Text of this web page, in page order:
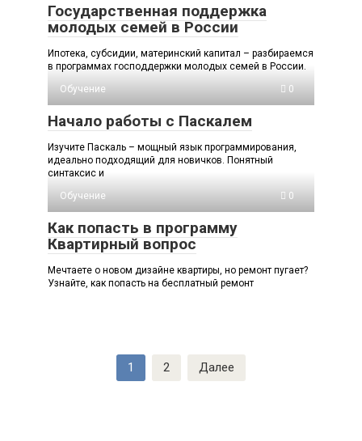
Государственная поддержка
молодых семей в России
Ипотека, субсидии, материнский капитал – разбираемся
в программах господдержки молодых семей в России.
Обучение
0
Начало работы с Паскалем
Изучите Паскаль – мощный язык программирования,
идеально подходящий для новичков. Понятный
синтаксис и
Обучение
0
Как попасть в программу
Квартирный вопрос
Мечтаете о новом дизайне квартиры, но ремонт пугает?
Узнайте, как попасть на бесплатный ремонт
1 2 Далее